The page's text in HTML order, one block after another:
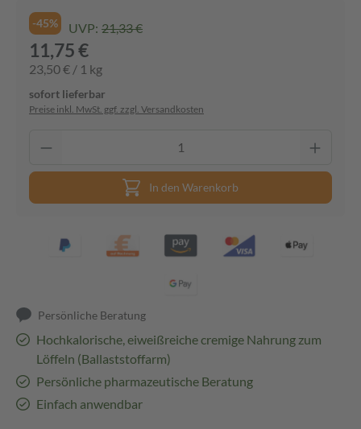
-45% UVP: 21,33 €
11,75 €
23,50 € / 1 kg
sofort lieferbar
Preise inkl. MwSt. ggf. zzgl. Versandkosten
In den Warenkorb
Persönliche Beratung
Hochkalorische, eiweißreiche cremige Nahrung zum
Löffeln (Ballaststoffarm)
Persönliche pharmazeutische Beratung
Einfach anwendbar